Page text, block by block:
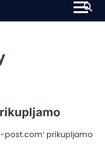
post.com’ prikupljamo